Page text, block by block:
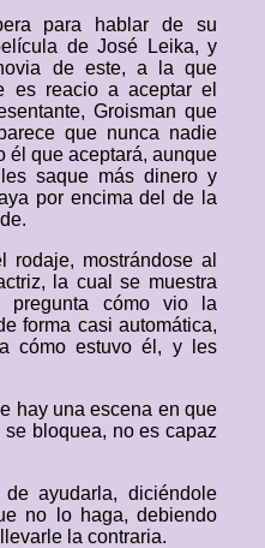
para hablar de su
de José Leika, y
de este, a la que
es reacio a aceptar el
Groisman que
que nunca nadie
él que aceptará, aunque
saque más dinero y
por encima del de la
rodaje, mostrándose al
la cual se muestra
cómo vio la
forma casi automática,
cómo estuvo él, y les
hay una escena en que
bloquea, no es capaz
ayudarla, diciéndole
no lo haga, debiendo
la contraria.